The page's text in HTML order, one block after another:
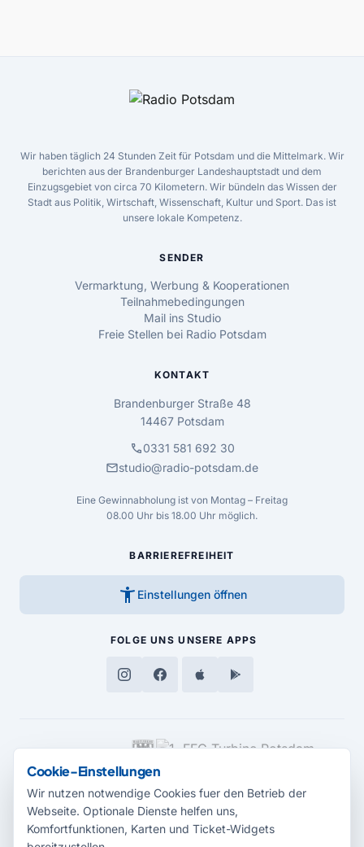
Wir haben täglich 24 Stunden Zeit für Potsdam und die Mittelmark. Wir
berichten aus der Brandenburger Landeshauptstadt und dem
Einzugsgebiet von circa 70 Kilometern. Wir bündeln das Wissen der
Stadt aus Politik, Wirtschaft, Wissenschaft, Kultur und Sport. Das ist
unsere lokale Kompetenz.
SENDER
Vermarktung, Werbung & Kooperationen
Teilnahmebedingungen
Mail ins Studio
Freie Stellen bei Radio Potsdam
KONTAKT
Brandenburger Straße 48
14467 Potsdam
call0331 581 692 30
mailstudio@radio-potsdam.de
Eine Gewinnabholung ist von Montag – Freitag
08.00 Uhr bis 18.00 Uhr möglich.
BARRIEREFREIHEIT
accessibility_new Einstellungen öffnen
FOLGE UNS UNSERE APPS
MEDIENPARTNER
Cookie-Einstellungen
Wir nutzen notwendige Cookies fuer den Betrieb der
Webseite. Optionale Dienste helfen uns,
Komfortfunktionen, Karten und Ticket-Widgets